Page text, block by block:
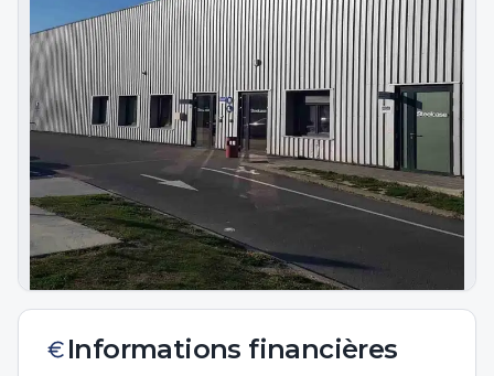
Informations financières